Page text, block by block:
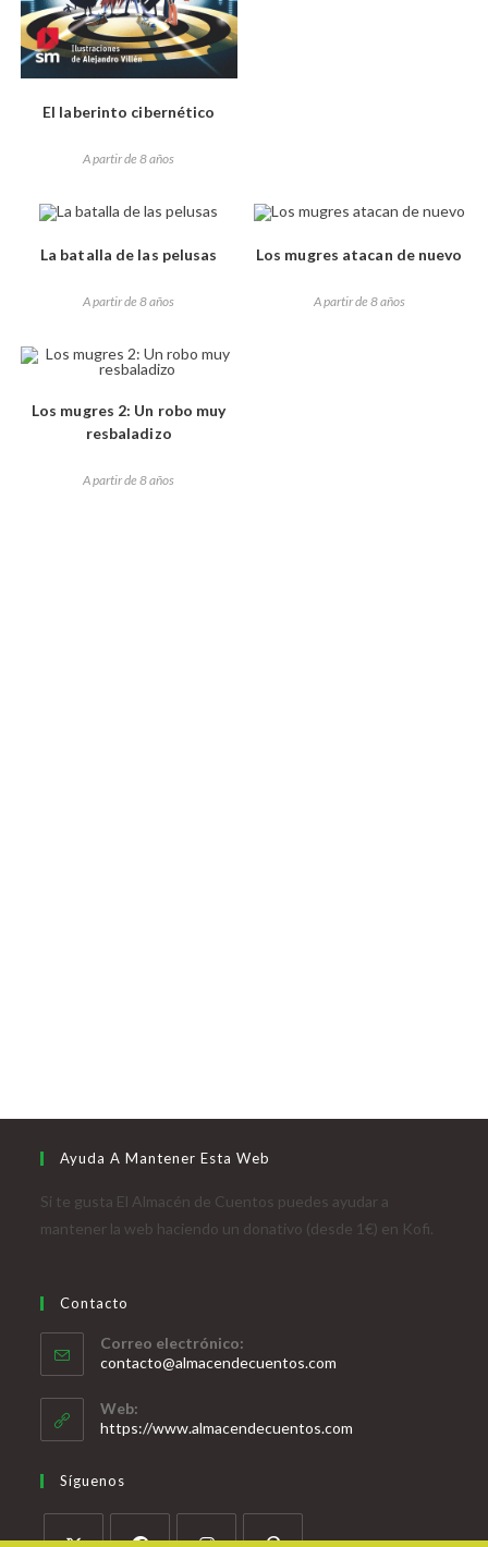
El laberinto cibernético
A partir de 8 años
La batalla de las pelusas
A partir de 8 años
Los mugres atacan de nuevo
A partir de 8 años
Los mugres 2: Un robo muy
resbaladizo
A partir de 8 años
Ayuda A Mantener Esta Web
Si te gusta El Almacén de Cuentos puedes ayudar a
mantener la web haciendo un donativo (desde 1€) en Kofi.
Contacto
Correo electrónico:
contacto@almacendecuentos.com
Web:
https://www.almacendecuentos.com
Síguenos